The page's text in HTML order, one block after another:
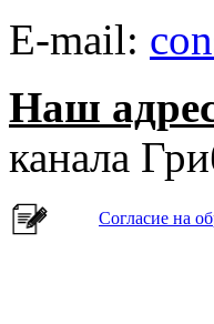
E-mail:
Наш
канала
Согласие на